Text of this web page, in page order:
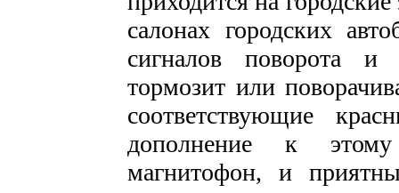
салонах городских
сигналов поворота и
тормозит или
соответствующие
дополнение к
магнитофон, и